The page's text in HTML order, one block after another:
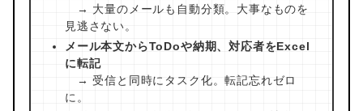
→ 大量のメールも自動分類。大事なものを
見逃さない。
メール本文からToDoや納期、対応者をExcel
に転記
→ 受信と同時にタスク化。転記忘れゼロ
に。